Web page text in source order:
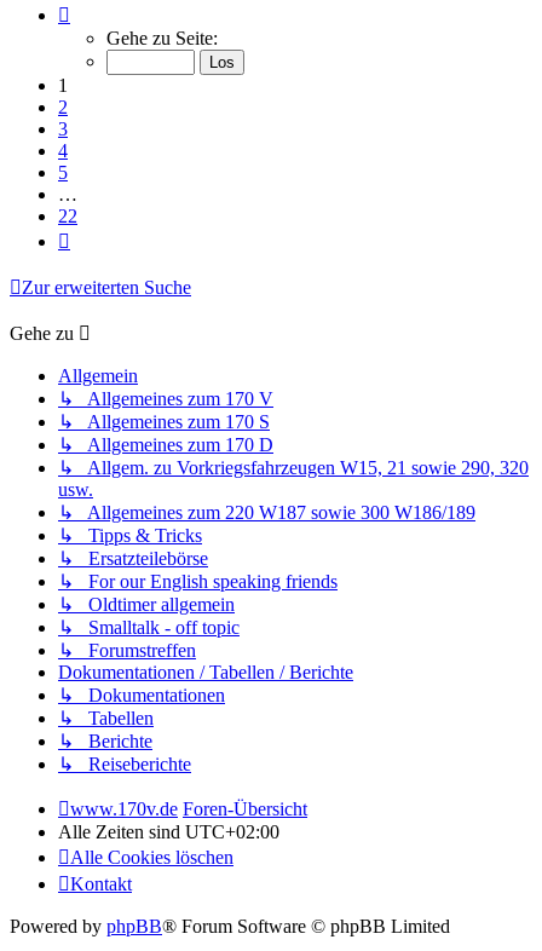
von
Gehe zu Seite:
1
2
3
4
5
…
22
Zur erweiterten Suche
Gehe zu
Allgemein
↳ Allgemeines zum 170 V
↳ Allgemeines zum 170 S
↳ Allgemeines zum 170 D
↳ Allgem. zu Vorkriegsfahrzeugen W15, 21 sowie 290, 320
usw.
↳ Allgemeines zum 220 W187 sowie 300 W186/189
↳ Tipps & Tricks
↳ Ersatzteilebörse
↳ For our English speaking friends
↳ Oldtimer allgemein
↳ Smalltalk - off topic
↳ Forumstreffen
Dokumentationen / Tabellen / Berichte
↳ Dokumentationen
↳ Tabellen
↳ Berichte
↳ Reiseberichte
www.170v.de Foren-Übersicht
Alle Zeiten sind UTC+02:00
Alle Cookies löschen
Kontakt
Powered by phpBB® Forum Software © phpBB Limited